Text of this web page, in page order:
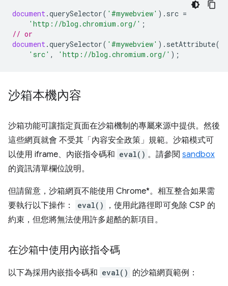
document.querySelector( '#mywebview' ). src =
'http://blog.chromium.org/' ;
// or
document.querySelector( '#mywebview' ). setAttribute(
'src' , 'http://blog.chromium.org/' );
沙箱本機內容
沙箱功能可讓指定頁面在沙箱機制的專屬來源中提供。然後
這些網頁就會 不受其「內容安全政策」規範。沙箱模式可
以使用 iframe、內嵌指令碼和 eval() 。請參閱 sandbox
的資訊清單欄位說明。
但請留意，沙箱網頁不能使用 Chrome*。相互整合如果需
要執行以下操作：
eval()
，使用此路徑即可免除 CSP 的
約束，但您將無法使用許多超酷的新項目。
在沙箱中使用內嵌指令碼
以下為採用內嵌指令碼和 eval() 的沙箱網頁範例：